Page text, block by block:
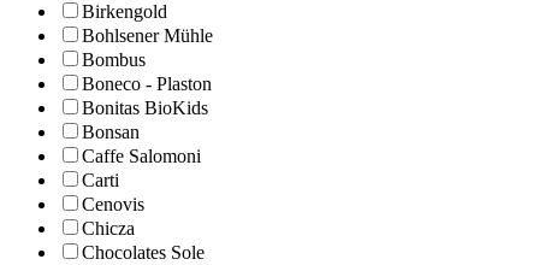
Birkengold
Bohlsener Mühle
Bombus
Boneco - Plaston
Bonitas BioKids
Bonsan
Caffe Salomoni
Carti
Cenovis
Chicza
Chocolates Sole